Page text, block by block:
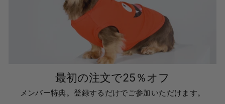
最初の注文で25％オフ
メンバー特典。登録するだけでご参加いただけます。